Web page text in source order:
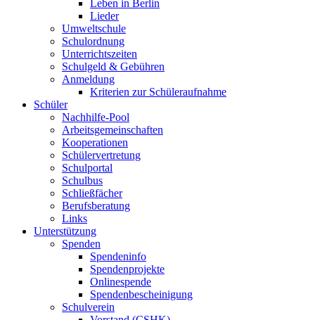
Leben in Berlin
Lieder
Umweltschule
Schulordnung
Unterrichtszeiten
Schulgeld & Gebühren
Anmeldung
Kriterien zur Schüleraufnahme
Schüler
Nachhilfe-Pool
Arbeitsgemeinschaften
Kooperationen
Schülervertretung
Schulportal
Schulbus
Schließfächer
Berufsberatung
Links
Unterstützung
Spenden
Spendeninfo
Spendenprojekte
Onlinespende
Spendenbescheinigung
Schulverein